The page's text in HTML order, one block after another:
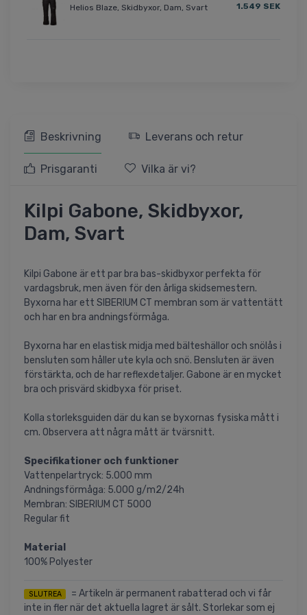
Helios Blaze, Skidbyxor, Dam, Svart 1.549 SEK
Beskrivning Leverans och retur
Prisgaranti Vilka är vi?
Kilpi Gabone, Skidbyxor,
Dam, Svart
Kilpi Gabone är ett par bra bas-skidbyxor perfekta för
vardagsbruk, men även för den årliga skidsemestern.
Byxorna har ett SIBERIUM CT membran som är vattentätt
och har en bra andningsförmåga.
Byxorna har en elastisk midja med bälteshällor och snölås i
bensluten som håller ute kyla och snö. Bensluten är även
förstärkta, och de har reflexdetaljer. Gabone är en mycket
bra och prisvärd skidbyxa för priset.
Kolla storleksguiden där du kan se byxornas fysiska mått i
cm. Observera att några mått är tvärsnitt.
Specifikationer och funktioner
Vattenpelartryck: 5.000 mm
Andningsförmåga: 5.000 g/m2/24h
Membran: SIBERIUM CT 5000
Regular fit
Material
100% Polyester
SLUTREA
= Artikeln är permanent rabatterad och vi får
inte in fler när det aktuella lagret är sålt. Storlekar som ej